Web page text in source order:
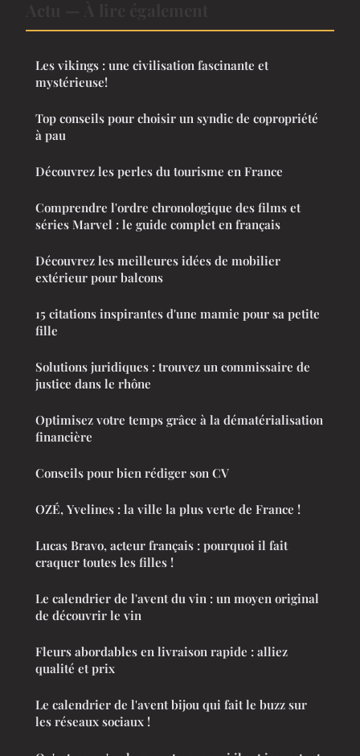
Les vikings : une civilisation fascinante et
mystérieuse!
Top conseils pour choisir un syndic de copropriété
à pau
Découvrez les perles du tourisme en France
Comprendre l'ordre chronologique des films et
séries Marvel : le guide complet en français
Découvrez les meilleures idées de mobilier
extérieur pour balcons
15 citations inspirantes d'une mamie pour sa petite
fille
Solutions juridiques : trouvez un commissaire de
justice dans le rhône
Optimisez votre temps grâce à la dématérialisation
financière
Conseils pour bien rédiger son CV
OZÉ, Yvelines : la ville la plus verte de France !
Lucas Bravo, acteur français : pourquoi il fait
craquer toutes les filles !
Le calendrier de l'avent du vin : un moyen original
de découvrir le vin
Fleurs abordables en livraison rapide : alliez
qualité et prix
Le calendrier de l'avent bijou qui fait le buzz sur
les réseaux sociaux !